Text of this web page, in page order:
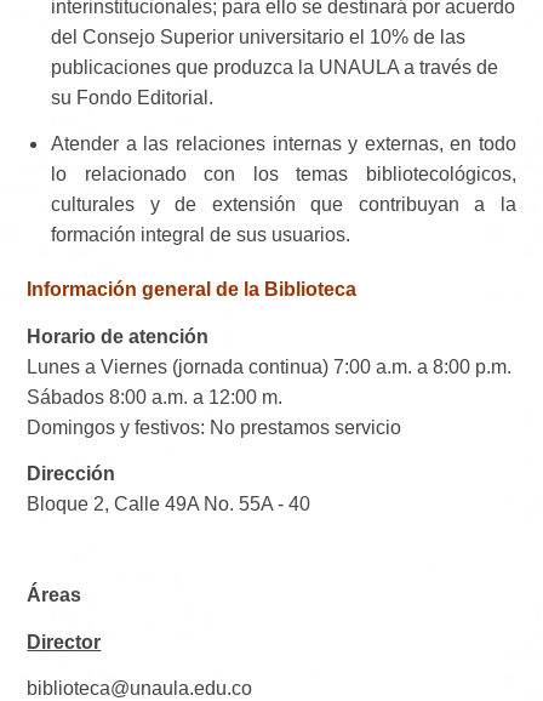
interinstitucionales; para ello se destinará por acuerdo
del Consejo Superior universitario el 10% de las
publicaciones que produzca la UNAULA a través de
su Fondo Editorial.
Atender a las relaciones internas y externas, en todo
lo relacionado con los temas bibliotecológicos,
culturales y de extensión que contribuyan a la
formación integral de sus usuarios.
Información general de la Biblioteca
Horario de atención
Lunes a Viernes (jornada continua) 7:00 a.m. a 8:00 p.m.
Sábados 8:00 a.m. a 12:00 m.
Domingos y festivos: No prestamos servicio
Dirección
Bloque 2, Calle 49A No. 55A - 40​
Áreas
Director
biblioteca@unaula.edu.co